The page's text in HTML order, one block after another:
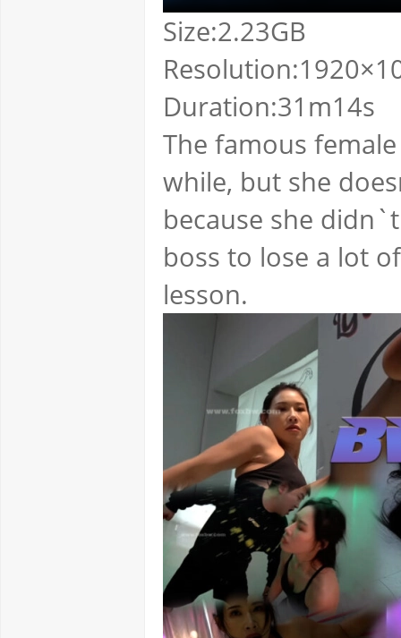
Size:2.23GB
Duration:31m14s
The famous
while, but she
because she
boss to lose a lot
lesson.